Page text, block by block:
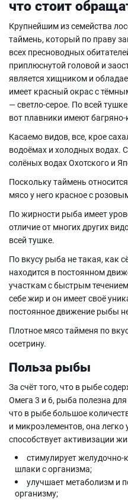
что стоит
Крупнейшим из семейства
таймень, который по праву
всех пресноводных
приплюснутой головой и
является хищником и
имеет красный окрас с
— светло-серое. По всей
вот плавники имеют
Касаемо видов, все, крое
водоёмах и холодных водах.
солёных водах Охотского и
Поскольку таймень
мясо у него красное с
По жирности рыба имеет
отличие от многих других
всей тушке.
По вкусу рыба не такая, как
находится в постоянном
участкам с быстрым
себе жир и он имеет своё
постоянное движение рыбы
Плотное мясо тайменя по
осетрину.
Польза рыбы
За счёт того, что в рыбе
Омега 3 и 6, рыба полезна
что в рыбе большое
и микроэлементов, она легко
способствует активизации
стимулирует
шлаки с организма;
улучшает метаболизм и
организму;